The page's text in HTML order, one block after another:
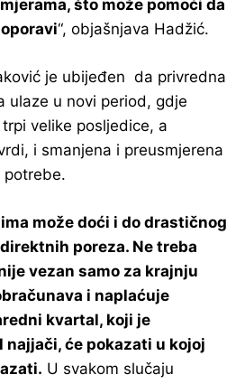
što može pomoći da
“, objašnjava Hadžić.
je ubijeđen da privredna
ulaze u novi period, gdje
velike posljedice, a
i smanjena i preusmjerena
potrebe.
može doći i do drastičnog
poreza. Ne treba
vezan samo za krajnju
i naplaćuje
kvartal, koji je
najjači, će pokazati u kojoj
U svakom slučaju